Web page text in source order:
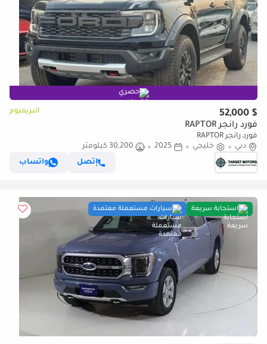
حصري
$ 52,000 البريميوم
فورد رانجر RAPTOR
فورد رانجر RAPTOR
دبي
خليجي 2025
30,200 كيلومتر
إتصل
واتساب
استجابة سريعة سيارات مستعملة معتمدة